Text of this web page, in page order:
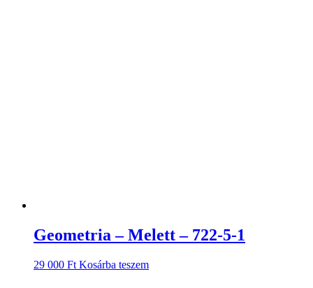
Geometria – Melett – 722-5-1
29 000 Ft Kosárba teszem